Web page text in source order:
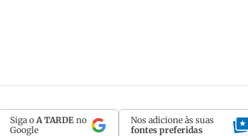
Siga o A TARDE no
Google
Nos adicione às suas
fontes preferidas